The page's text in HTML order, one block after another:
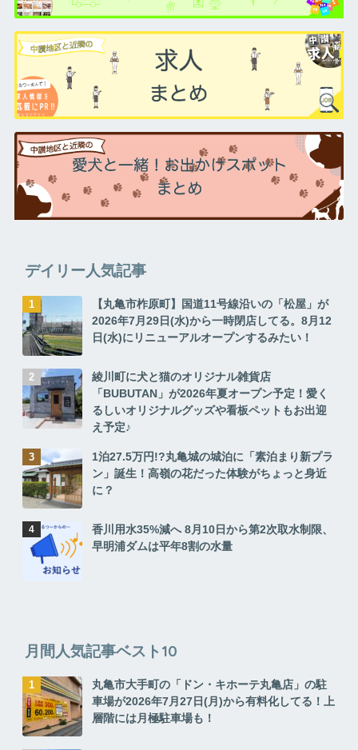
デイリー人気記事
【丸亀市柞原町】国道11号線沿いの「松屋」が
2026年7月29日(水)から一時閉店してる。8月12
日(水)にリニューアルオープンするみたい！
綾川町に犬と猫のオリジナル雑貨店
「BUBUTAN」が2026年夏オープン予定！愛く
るしいオリジナルグッズや看板ペットもお出迎
え予定♪
1泊27.5万円!?丸亀城の城泊に「素泊まり新プラ
ン」誕生！高嶺の花だった体験がちょっと身近
に？
香川用水35%減へ 8月10日から第2次取水制限、
早明浦ダムは平年8割の水量
月間人気記事ベスト10
丸亀市大手町の「ドン・キホーテ丸亀店」の駐
車場が2026年7月27日(月)から有料化してる！上
層階には月極駐車場も！